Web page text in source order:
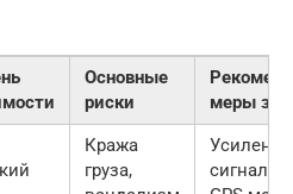
Основные
риски
меры
Кража
груза,